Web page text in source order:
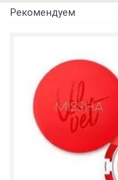
Рекомендуем